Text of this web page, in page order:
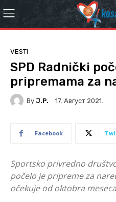
VESTI
SPD Radnički
pripremama za
By J.P. 17. Август 2021.
Facebook
Sportsko privredno
počelo je pripreme za
očekuje od oktobra